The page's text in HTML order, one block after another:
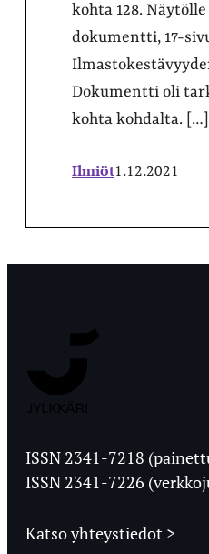
kohta 128.
dokumentti, 17-
Dokumentti oli
kohta kohdalta. […]
Ilmiöt1.12.2021
Ylioppilaslehti
ISSN 2341-7218
ISSN 2341-7226
Katso yhteystiedot >